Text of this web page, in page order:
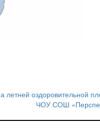
летней оздоровительной
ЧОУ СОШ